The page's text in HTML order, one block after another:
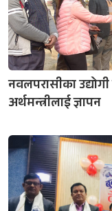
नवलपरासीका
अर्थमन्त्रीलाई ज्ञापन